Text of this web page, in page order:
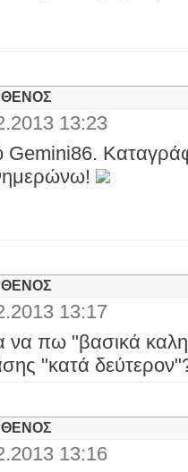
13:23
Gemini86.
13:17
να πω "βασικά
"κατά
13:16